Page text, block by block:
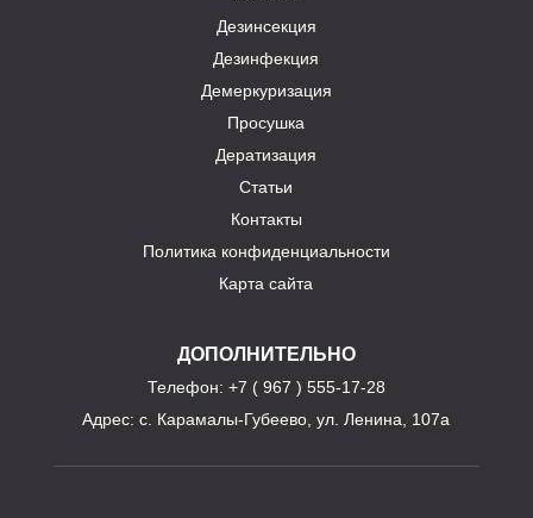
Дезинсекция
Дезинфекция
Демеркуризация
Просушка
Дератизация
Статьи
Контакты
Политика конфиденциальности
Карта сайта
ДОПОЛНИТЕЛЬНО
Телефон: +7 ( 967 ) 555-17-28
Адрес:с. Карамалы-Губеево, ул. Ленина, 107а